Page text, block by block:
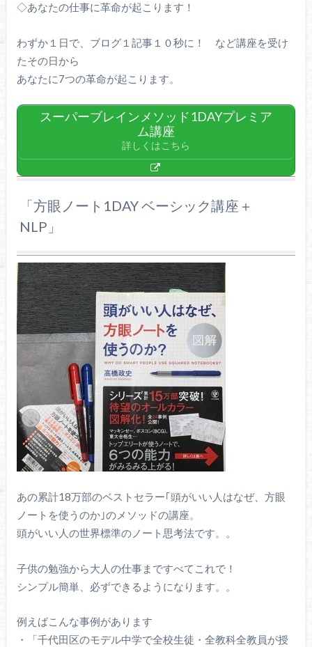
◇あなたの仕事に革命が起こります！
わずか１日で、ブログ１記事１０秒に！ など講座を受け
たその日から
あなたに7つの革命が起こります。
スーパーブレインメソッド1DAYプレミア
ム講座
詳しくはこちら
「方眼ノート1DAY ベーシック講座＋
NLP」
あの累計18万部のベストセラー｢頭がいい人はなぜ、方眼
ノートを使うのか｣のメソッドの講座。
頭がいい人の世界標準のノート思考法です。。
子供の勉強から大人の仕事まですべてこれで！
シンプル簡単、必ずできるようになります。。
例えばこんな事例があります
・「千代田区のモデル中学で全校生徒・全教科全教員が授